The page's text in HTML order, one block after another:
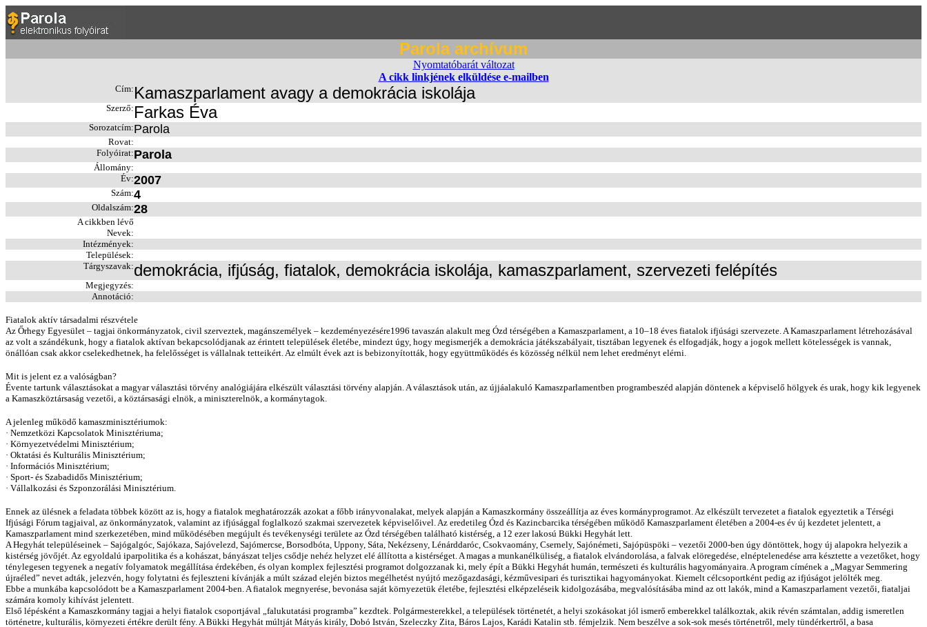
Parola archívum
Nyomtatóbarát változat
A cikk linkjének elküldése e-mailben
Cím: Kamaszparlament avagy a demokrácia iskolája
Szerző: Farkas Éva
Sorozatcím:Parola
Rovat:
Folyóirat:Parola
Állomány:
Év:2007
Szám:4
Oldalszám:28
A cikkben lévő
Nevek:
Intézmények:
Települések:
Tárgyszavak:demokrácia, ifjúság, fiatalok, demokrácia iskolája, kamaszparlament, szervezeti felépítés
Megjegyzés:
Annotáció:
Fiatalok aktív társadalmi részvétele
Az Őrhegy Egyesület – tagjai önkormányzatok, civil szerveztek, magánszemélyek – kezdeményezésére1996 tavaszán alakult meg Ózd térségében a Kamaszparlament, a 10–18 éves fiatalok ifjúsági szervezete. A Kamaszparlament létrehozásával
az volt a szándékunk, hogy a fiatalok aktívan bekapcsolódjanak az érintett települések életébe, mindezt úgy, hogy megismerjék a demokrácia játékszabályait, tisztában legyenek és elfogadják, hogy a jogok mellett kötelességek is vannak,
önállóan csak akkor cselekedhetnek, ha felelősséget is vállalnak tetteikért. Az elmúlt évek azt is bebizonyították, hogy együttműködés és közösség nélkül nem lehet eredményt elérni.
Mit is jelent ez a valóságban?
Évente tartunk választásokat a magyar választási törvény analógiájára elkészült választási törvény alapján. A választások után, az újjáalakuló Kamaszparlamentben programbeszéd alapján döntenek a képviselő hölgyek és urak, hogy kik legyenek
a Kamaszköztársaság vezetői, a köztársasági elnök, a miniszterelnök, a kormánytagok.
A jelenleg működő kamaszminisztériumok:
· Nemzetközi Kapcsolatok Minisztériuma;
· Környezetvédelmi Minisztérium;
· Oktatási és Kulturális Minisztérium;
· Információs Minisztérium;
· Sport- és Szabadidős Minisztérium;
· Vállalkozási és Szponzorálási Minisztérium.
Ennek az ülésnek a feladata többek között az is, hogy a fiatalok meghatározzák azokat a főbb irányvonalakat, melyek alapján a Kamaszkormány összeállítja az éves kormányprogramot. Az elkészült tervezetet a fiatalok egyeztetik a Térségi
Ifjúsági Fórum tagjaival, az önkormányzatok, valamint az ifjúsággal foglalkozó szakmai szervezetek képviselőivel. Az eredetileg Ózd és Kazincbarcika térségében működő Kamaszparlament életében a 2004-es év új kezdetet jelentett, a
Kamaszparlament mind szerkezetében, mind működésében megújult és tevékenységi területe az Ózd térségében található kistérség, a 12 ezer lakosú Bükki Hegyhát lett.
A Hegyhát településeinek – Sajógalgóc, Sajókaza, Sajóvelezd, Sajómercse, Borsodbóta, Uppony, Sáta, Nekézseny, Lénárddaróc, Csokvaomány, Csernely, Sajónémeti, Sajópüspöki – vezetői 2000-ben úgy döntöttek, hogy új alapokra helyezik a
kistérség jövőjét. Az egyoldalú iparpolitika és a kohászat, bányászat teljes csődje nehéz helyzet elé állította a kistérséget. A magas a munkanélküliség, a fiatalok elvándorolása, a falvak elöregedése, elnéptelenedése arra késztette a vezetőket, hogy
ténylegesen tegyenek a negatív folyamatok megállítása érdekében, és olyan komplex fejlesztési programot dolgozzanak ki, mely épít a Bükki Hegyhát humán, természeti és kulturális hagyományaira. A program címének a „Magyar Semmering
újraéled” nevet adták, jelezvén, hogy folytatni és fejleszteni kívánják a múlt század elején biztos megélhetést nyújtó mezőgazdasági, kézművesipari és turisztikai hagyományokat. Kiemelt célcsoportként pedig az ifjúságot jelölték meg.
Ebbe a munkába kapcsolódott be a Kamaszparlament 2004-ben. A fiatalok megnyerése, bevonása saját környezetük életébe, fejlesztési elképzeléseik kidolgozásába, megvalósításába mind az ott lakók, mind a Kamaszparlament vezetői, fiataljai
számára komoly kihívást jelentett.
Első lépésként a Kamaszkormány tagjai a helyi fiatalok csoportjával „falukutatási programba” kezdtek. Polgármesterekkel, a települések történetét, a helyi szokásokat jól ismerő emberekkel találkoztak, akik révén számtalan, addig ismeretlen
történetre, kulturális, környezeti értékre derült fény. A Bükki Hegyhát múltját Mátyás király, Dobó István, Szeleczky Zita, Báros Lajos, Karádi Katalin stb. fémjelzik. Nem beszélve a sok-sok mesés történetről, mely tündérkertről, a basa